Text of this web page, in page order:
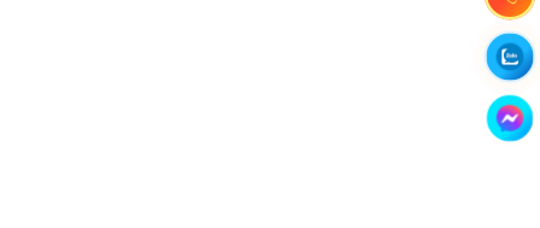
47/14 Đường Trần Văn Cẩn, Phường Phú Thạnh, Thành phố